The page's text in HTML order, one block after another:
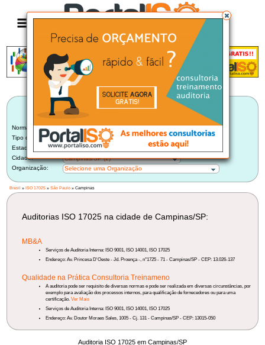
LISTA BRASILEIRA DE AUDITORIAS
Norma:
ISO 17025
Tipo de Auditoria:
Selecione um Tipo
Estado:
São Paulo (50)
Cidade:
Campinas/SP (2)
Organização:
Selecione uma Organização
Brasil »ISO 17025 »São Paulo » Campinas
Auditorias ISO 17025 na cidade de Campinas/SP:
MB&A
Serviços de Auditoria Interna: ISO 9001, ISO 14001, ISO 17025
Endereço: Av. Princesa D'Oeste - Jd. Proença -, n°1725 - 71 - Campinas/SP - CEP: 13.026-137
Qualidade na Prática Consultoria Treinameno
A auditoria pode ser requisito de diversas normas e pode ser realizada em diversas circunstâncias, por
exemplo para avaliação dos processos internos, para qualificação de fornecedores ou para uma
certificação.Ver Mais
Serviços de Auditoria Interna: ISO 9001, ISO 14001, ISO 17025
Endereço: Av. Doutor Moraes Sales, 1005 - Cj. 131 - Campinas/SP - CEP: 13015-050
Auditoria ISO 17025 em Campinas/SP